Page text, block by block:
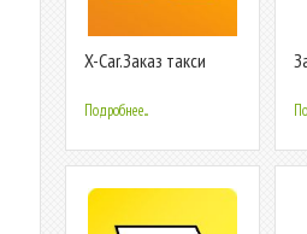
X-Car.Заказ такси
Подробнее...